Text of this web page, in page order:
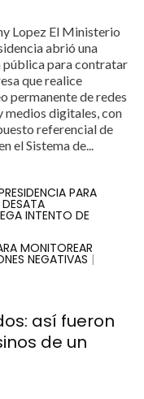
Lopez El Ministerio
abrió una
para contratar
que realice
permanente de redes
medios digitales, con
referencial de
el Sistema de...
PARA
INTENTO DE
MONITOREAR
NEGATIVAS |
así fueron
de un